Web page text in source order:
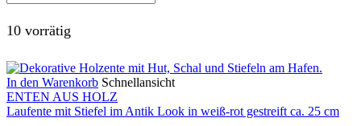
10 vorrätig
In den Warenkorb Schnellansicht
ENTEN AUS HOLZ
Laufente mit Stiefel im Antik Look in weiß-rot gestreift ca. 25 cm